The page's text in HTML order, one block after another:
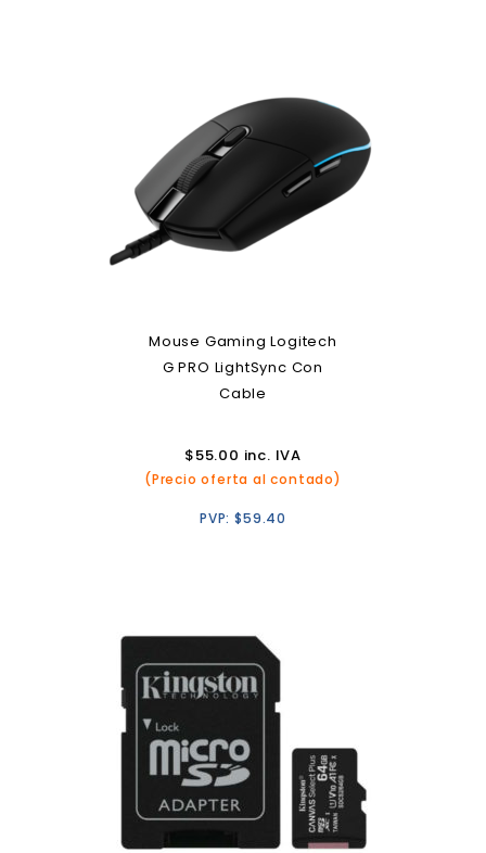
Mouse Gaming Logitech
G PRO LightSync Con
Cable
$55.00 inc. IVA
(Precio oferta al contado)
PVP:$59.40